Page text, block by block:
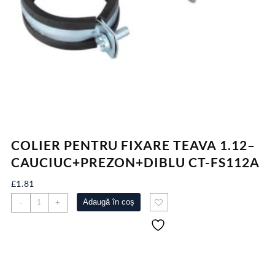
COLIER PENTRU FIXARE TEAVA 1.12–
CAUCIUC+PREZON+DIBLU CT-FS112A
£1.81
-
Cantitate
COLIER
+ Adaugă în coș